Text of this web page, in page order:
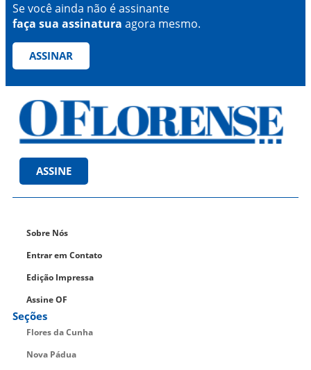
Se você ainda não é assinante
faça sua assinatura agora mesmo.
ASSINAR
ASSINE
Sobre Nós
Entrar em Contato
Edição Impressa
Assine OF
Seções
Flores da Cunha
Nova Pádua